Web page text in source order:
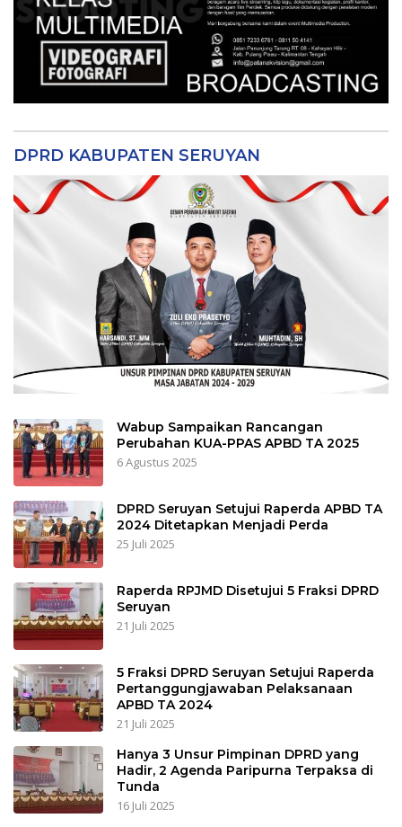
DPRD KABUPATEN SERUYAN
Wabup Sampaikan Rancangan
Perubahan KUA-PPAS APBD TA 2025
6 Agustus 2025
DPRD Seruyan Setujui Raperda APBD TA
2024 Ditetapkan Menjadi Perda
25 Juli 2025
Raperda RPJMD Disetujui 5 Fraksi DPRD
Seruyan
21 Juli 2025
5 Fraksi DPRD Seruyan Setujui Raperda
Pertanggungjawaban Pelaksanaan
APBD TA 2024
21 Juli 2025
Hanya 3 Unsur Pimpinan DPRD yang
Hadir, 2 Agenda Paripurna Terpaksa di
Tunda
16 Juli 2025